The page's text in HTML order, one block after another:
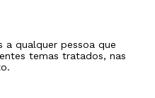
a qualquer pessoa que
temas tratados, nas